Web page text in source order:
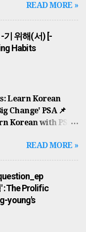
PSA KOREAN
📌 2026년 최신
대왕부터 BTS까지…
기 100 KOREAN
이 고조선을
다. '홍익인간'이라는
한국인의 정신적
후 고구려의 동명성왕
라의 박혁거세 는
신비로운 탄생 설화를
. 가야의 김수로왕
금 알을 통해 왕이
늘의 뜻을 받아
니다. The history
READ MORE »
기 위해(서) [-
Habits
Learn Korean
Change' PSA 📌
Korean with PSA
절약 습관 기르기 A
Energy
식: 왜 에너지
이
넘어, 중동 전쟁
인한 글로벌 에너지
을 배경으로 합니다.
수입에 의존하기
READ MORE »
:The Prolific
young's